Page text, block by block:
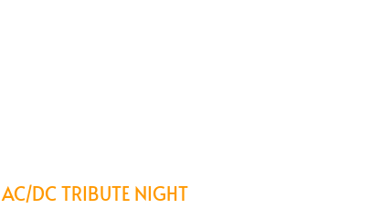
AC/DC TRIBUTE NIGHT